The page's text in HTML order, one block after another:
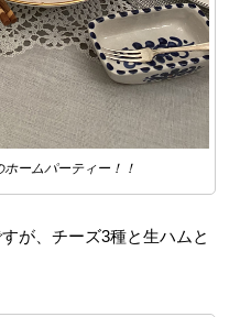
ームパーティー！！
が、チーズ3種と生ハムと